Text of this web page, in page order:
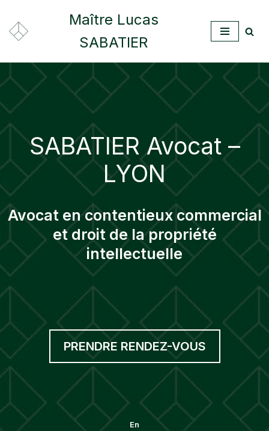
Aller
contenu
Maître Lucas
SABATIER
SABATIER Avocat –
LYON
Avocat en contentieux commercial
et droit de la propriété
intellectuelle
PRENDRE RENDEZ-VOUS
En